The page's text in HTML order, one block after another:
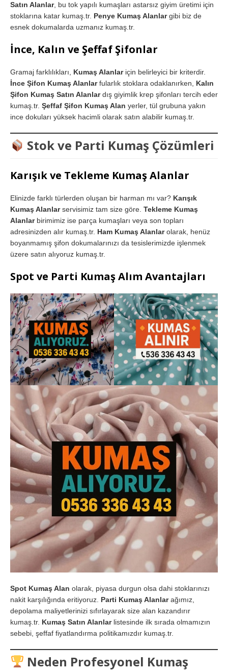
Satın Alanlar, bu tok yapılı kumaşları astarsız giyim üretimi için
stoklarına katar kumaş.tr. Penye Kumaş Alanlargibi biz de
esnek dokumalarda uzmanız kumaş.tr.
İnce, Kalın ve Şeffaf Şifonlar
Gramaj farklılıkları, Kumaş Alanlariçin belirleyici bir kriterdir.
İnce Şifon Kumaş Alanlarfularlık stoklara odaklanırken, Kalın
Şifon Kumaş Satın Alanlardış giyimlik krep şifonları tercih eder
kumaş.tr. Şeffaf Şifon Kumaş Alan yerler, tül grubuna yakın
ince dokuları yüksek hacimli olarak satın alabilir kumaş.tr.
Stok ve Parti Kumaş Çözümleri
Karışık ve Tekleme Kumaş Alanlar
Elinizde farklı türlerden oluşan bir harman mı var? Karışık
Kumaş Alanlarservisimiz tam size göre. Tekleme Kumaş
Alanlarbirimimiz ise parça kumaşları veya son topları
adresinizden alır kumaş.tr. Ham Kumaş Alanlarolarak, henüz
boyanmamış şifon dokumalarınızı da tesislerimizde işlenmek
üzere satın alıyoruz kumaş.tr.
Spot ve Parti Kumaş Alım Avantajları
Spot Kumaş Alan olarak, piyasa durgun olsa dahi stoklarınızı
nakit karşılığında eritiyoruz. Parti Kumaş Alanlarağımız,
depolama maliyetlerinizi sıfırlayarak size alan kazandırır
kumaş.tr. Kumaş Satın Alanlarlistesinde ilk sırada olmamızın
sebebi, şeffaf fiyatlandırma politikamızdır kumaş.tr.
Neden Profesyonel Kumaş